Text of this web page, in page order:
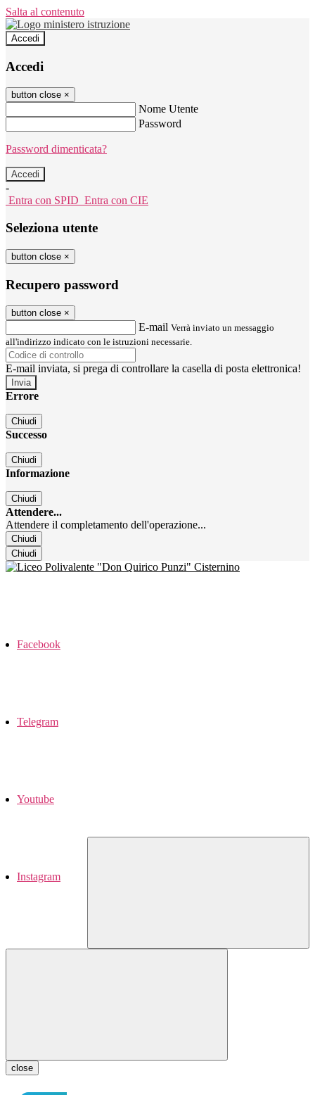
Salta al contenuto
Accedi
Accedi
button close ×
Nome Utente
Password
Password dimenticata?
-
Entra con SPID Entra con CIE
Seleziona utente
button close ×
Recupero password
button close ×
E-mail Verrà inviato un messaggio
all'indirizzo indicato con le istruzioni necessarie.
E-mail inviata, si prega di controllare la casella di posta elettronica!
Errore
Chiudi
Successo
Chiudi
Informazione
Chiudi
Attendere...
Attendere il completamento dell'operazione...
Chiudi
Chiudi
Facebook
Telegram
Youtube
Instagram
close